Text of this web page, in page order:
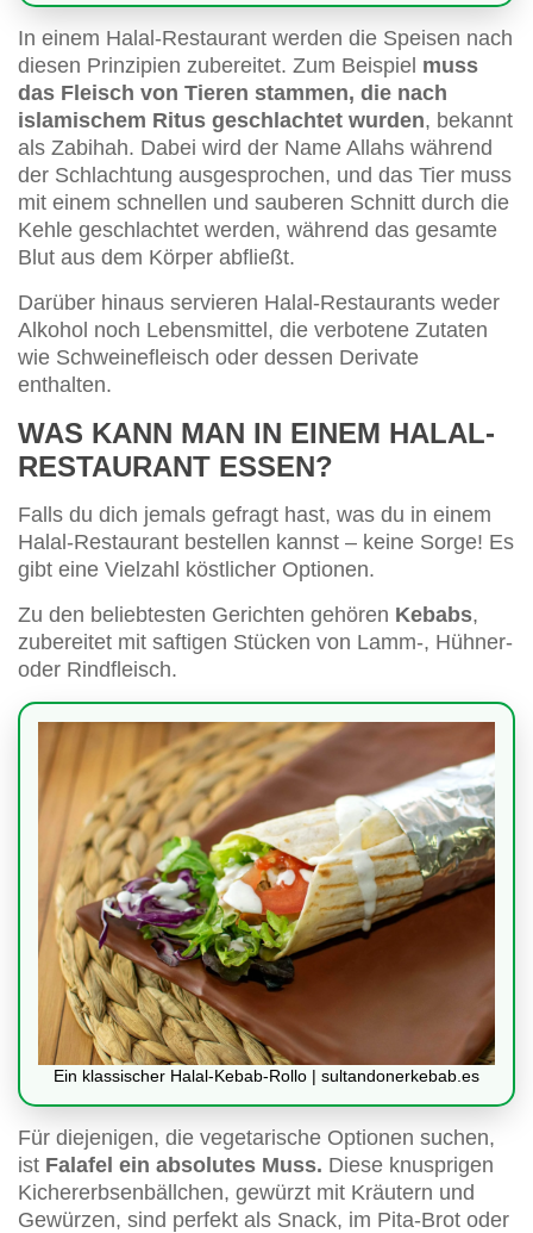
In einem Halal-Restaurant werden die Speisen nach
diesen Prinzipien zubereitet. Zum Beispiel muss
das Fleisch von Tieren stammen, die nach
islamischem Ritus geschlachtet wurden, bekannt
als Zabihah. Dabei wird der Name Allahs während
der Schlachtung ausgesprochen, und das Tier muss
mit einem schnellen und sauberen Schnitt durch die
Kehle geschlachtet werden, während das gesamte
Blut aus dem Körper abfließt.
Darüber hinaus servieren Halal-Restaurants weder
Alkohol noch Lebensmittel, die verbotene Zutaten
wie Schweinefleisch oder dessen Derivate
enthalten.
WAS KANN MAN IN EINEM HALAL-
RESTAURANT ESSEN?
Falls du dich jemals gefragt hast, was du in einem
Halal-Restaurant bestellen kannst – keine Sorge! Es
gibt eine Vielzahl köstlicher Optionen.
Zu den beliebtesten Gerichten gehören Kebabs,
zubereitet mit saftigen Stücken von Lamm-, Hühner-
oder Rindfleisch.
Ein klassischer Halal-Kebab-Rollo | sultandonerkebab.es
Für diejenigen, die vegetarische Optionen suchen,
ist Falafel ein absolutes Muss. Diese knusprigen
Kichererbsenbällchen, gewürzt mit Kräutern und
Gewürzen, sind perfekt als Snack, im Pita-Brot oder